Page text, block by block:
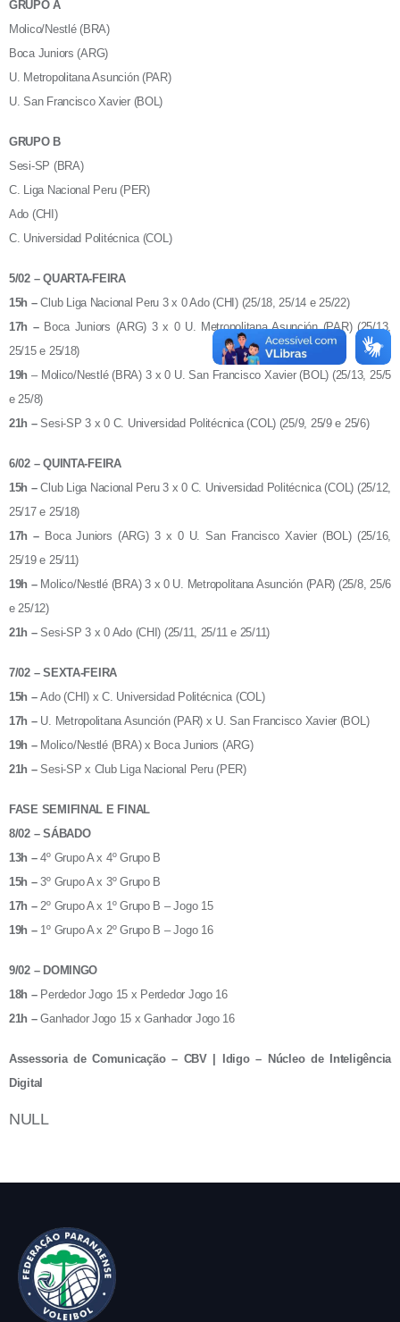
GRUPO A
Molico/Nestlé (BRA)
Boca Juniors (ARG)
U. Metropolitana Asunción (PAR)
U. San Francisco Xavier (BOL)
GRUPO B
Sesi-SP (BRA)
C. Liga Nacional Peru (PER)
Ado (CHI)
C. Universidad Politécnica (COL)
5/02 – QUARTA-FEIRA
15h –Club Liga Nacional Peru 3 x 0 Ado (CHI) (25/18, 25/14 e 25/22)
17h – Boca Juniors (ARG) 3 x 0 U. Metropolitana Asunción (PAR) (25/13,
25/15 e 25/18)
19h – Molico/Nestlé (BRA) 3 x 0 U. San Francisco Xavier (BOL) (25/13, 25/5
e 25/8)
21h –Sesi-SP 3 x 0 C. Universidad Politécnica (COL) (25/9, 25/9 e 25/6)
6/02 – QUINTA-FEIRA
15h –Club Liga Nacional Peru 3 x 0 C. Universidad Politécnica (COL) (25/12,
25/17 e 25/18)
17h – Boca Juniors (ARG) 3 x 0 U. San Francisco Xavier (BOL) (25/16,
25/19 e 25/11)
19h – Molico/Nestlé (BRA) 3 x 0 U. Metropolitana Asunción (PAR) (25/8, 25/6
e 25/12)
21h –Sesi-SP 3 x 0 Ado (CHI) (25/11, 25/11 e 25/11)
7/02 – SEXTA-FEIRA
15h –Ado (CHI) x C. Universidad Politécnica (COL)
17h – U. Metropolitana Asunción (PAR) x U. San Francisco Xavier (BOL)
19h – Molico/Nestlé (BRA) x Boca Juniors (ARG)
21h –Sesi-SP x Club Liga Nacional Peru (PER)
FASE SEMIFINAL E FINAL
8/02 – SÁBADO
13h –4º Grupo A x 4º Grupo B
15h –3º Grupo A x 3º Grupo B
17h –2º Grupo A x 1º Grupo B – Jogo 15
19h – 1º Grupo A x 2º Grupo B – Jogo 16
9/02 – DOMINGO
18h – Perdedor Jogo 15 x Perdedor Jogo 16
21h –Ganhador Jogo 15 x Ganhador Jogo 16
Assessoria de Comunicação – CBV | Idigo – Núcleo de Inteligência
Digital
NULL